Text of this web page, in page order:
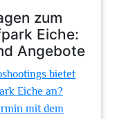
zum
Eiche:
Angebote
bietet
Eiche an?
mit dem